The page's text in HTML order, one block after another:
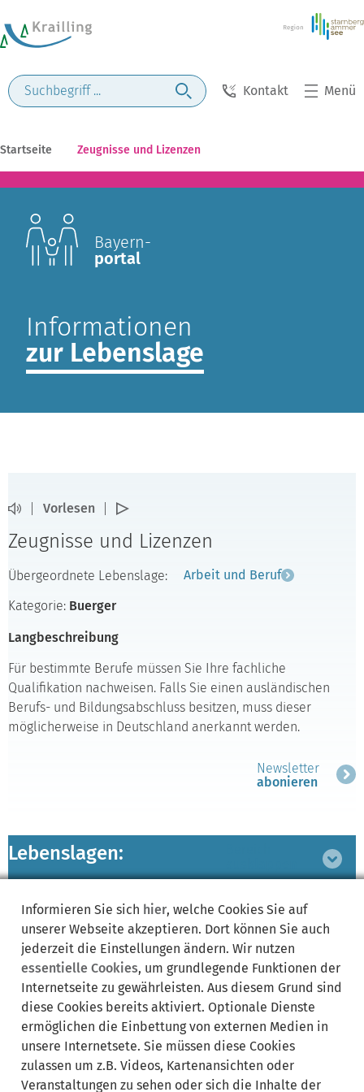
Kontakt Menü
Startseite Zeugnisse und Lizenzen
Bayern-
portal
Informationen
zur Lebenslage
Vorlesen
Zeugnisse und Lizenzen
Übergeordnete Lebenslage: Arbeit und Beruf
Kategorie: Buerger
Langbeschreibung
Für bestimmte Berufe müssen Sie Ihre fachliche
Qualifikation nachweisen. Falls Sie einen ausländischen
Berufs- und Bildungsabschluss besitzen, muss dieser
möglicherweise in Deutschland anerkannt werden.
Newsletter
abonieren
Lebenslagen:
Bereich
ausklappen
zugeordnete
Leistungen
Synonyme:
Arbeit und Beruf Balkon FliegenFlugzeugFührerschein
GartenLizenzenLizenzen / ZeugnisseLuftfahrtZeugnisse
Informieren Sie sich hier, welche Cookies Sie auf
unserer Webseite akzeptieren. Dort können Sie auch
jederzeit die Einstellungen ändern. Wir nutzen
essentielle Cookies, um grundlegende Funktionen der
Internetseite zu gewährleisten. Aus diesem Grund sind
diese Cookies bereits aktiviert. Optionale Dienste
ermöglichen die Einbettung von externen Medien in
unsere Internetsete. Sie müssen diese Cookies
zulassen um z.B. Videos, Kartenansichten oder
Veranstaltungen zu sehen oder sich die Inhalte der